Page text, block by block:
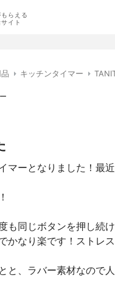
らえる
イト
キッチンタイマー
マーとなりました！最
も同じボタンを押し続
かなり楽です！ストレ
と、ラバー素材なので